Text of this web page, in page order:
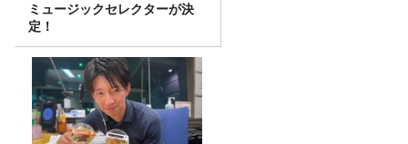
ミュージックセレクターが決
定！